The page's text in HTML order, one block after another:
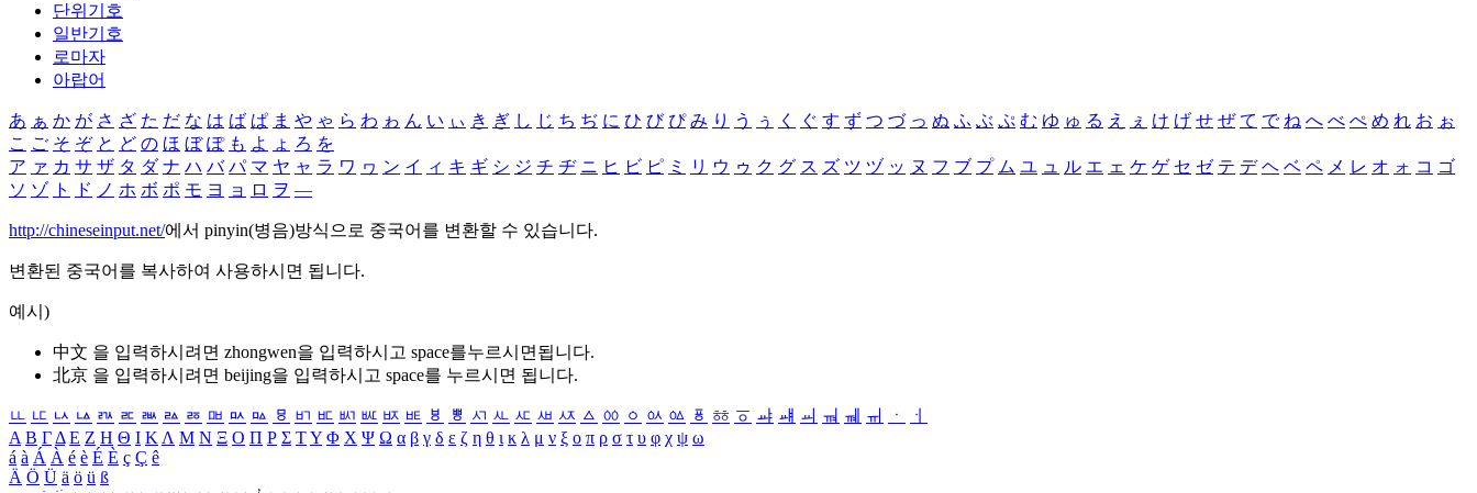
단위기호
일반기호
로마자
아랍어
あ ぁ か が さ ざ た だ な は ば ぱ ま や ゃ ら わ ゎ ん い ぃ き ぎ し じ ち ぢ に ひ び ぴ み り う ぅ く ぐ す ず つ づ っ ぬ ふ ぶ ぷ む ゆ ゅ る え ぇ け げ せ ぜ て で ね へ べ ぺ め れ お ぉ
こ ご そ ぞ と ど の ほ ぼ ぽ も よ ょ ろ を
ア ァ カ サ ザ タ ダ ナ ハ バ パ マ ヤ ャ ラ ワ ヮ ン イ ィ キ ギ シ ジ チ ヂ ニ ヒ ビ ピ ミ リ ウ ゥ ク グ ス ズ ツ ヅ ッ ヌ フ ブ プ ム ユ ュ ル エ ェ ケ ゲ セ ゼ テ デ ヘ ベ ペ メ レ オ ォ コ ゴ
ソ ゾ ト ド ノ ホ ボ ポ モ ヨ ョ ロ ヲ ―
http://chineseinput.net/에서 pinyin(병음)방식으로 중국어를 변환할 수 있습니다.
변환된 중국어를 복사하여 사용하시면 됩니다.
예시)
中文 을 입력하시려면 zhongwen을 입력하시고 space를누르시면됩니다.
北京 을 입력하시려면 beijing을 입력하시고 space를 누르시면 됩니다.
ㅥ ㅦ ㅧ ㅨ ㅩ ㅪ ㅫ ㅬ ㅭ ㅮ ㅯ ㅰ ㅱ ㅲ ㅳ ㅴ ㅵ ㅶ ㅷ ㅸ ㅹ ㅺ ㅻ ㅼ ㅽ ㅾ ㅿ ㆀ ㆁ ㆂ ㆃ ㆄ ㆅ ㆆ ㆇ ㆈ ㆉ ㆊ ㆋ ㆌ ㆍ
ㆎ
Α Β ΓΔ Ε Ζ Η Θ Ι ΚΛ Μ Ν Ξ Ο Π Ρ Σ ΤΥ Φ Χ Ψ Ω α β γ δ ε ζ η θ ι κ λ μ ν ξ ο π ρ σ τ υ φ χ ψ ω
á à Á À é è É È ç Ç ê
Ä Ö Ü ä ö ü ß